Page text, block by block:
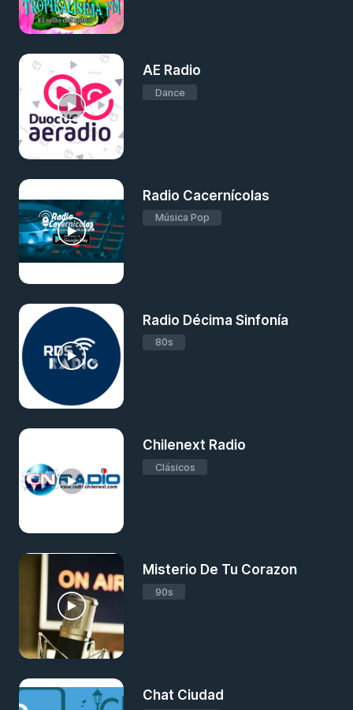
AE Radio
Dance
Radio Cacernícolas
Música Pop
Radio Décima Sinfonía
80s
Chilenext Radio
Clásicos
Misterio De Tu Corazon
90s
Chat Ciudad